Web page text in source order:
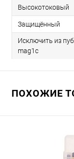
Высокотоковый
Защищённый
Исключить из
mag1c
ПОХОЖИЕ